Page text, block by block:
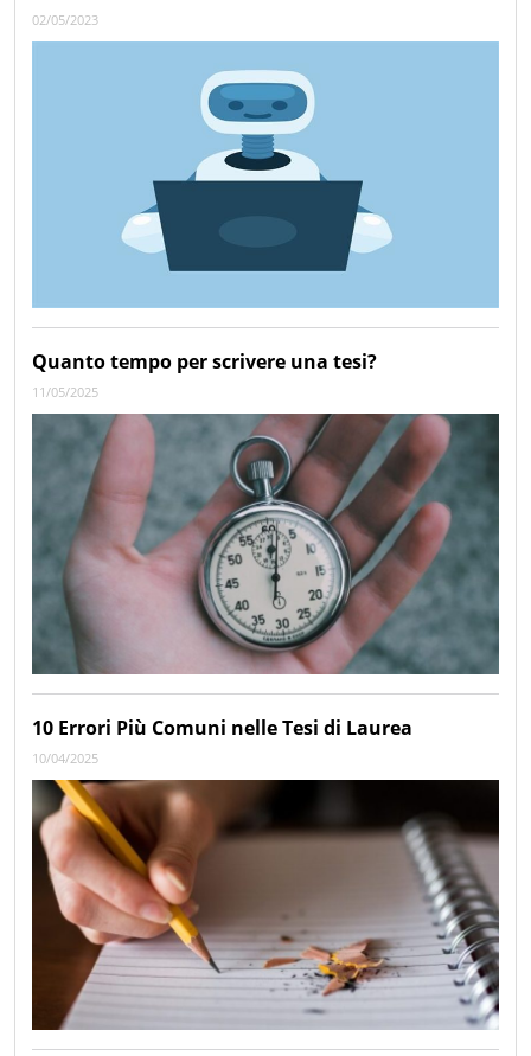
02/05/2023
Quanto tempo per scrivere una tesi?
11/05/2025
10 Errori Più Comuni nelle Tesi di Laurea
10/04/2025